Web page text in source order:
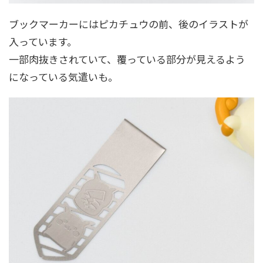
ブックマーカーにはピカチュウの前、後のイラストが
入っています。
一部肉抜きされていて、覆っている部分が見えるよう
になっている気遣いも。